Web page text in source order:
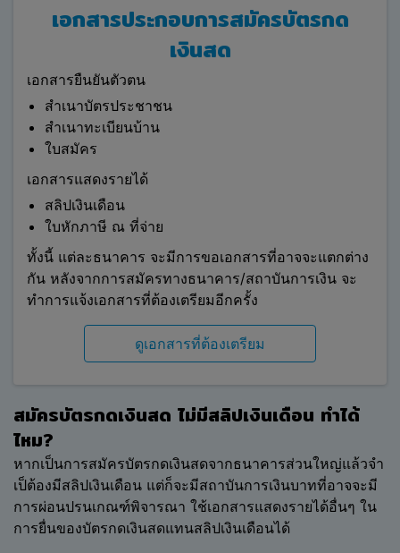
เลือก ในกรณีที่ไม่ผ่านอนุมัติจากธนาคารแรกที่ท่านเลือก
ทางบริษัทจะสอบถามท่านเพื่อนำไปดำเนินการรีไฟแนนซ์
กรณีที่คุณระบุข้อมูลบางประการเข้ามา แล้วระบบไม่
สามารถคำนวณยอดเงินที่ประหยัดได้จากการรีไฟแนนซ์
ระบบจะแสดงยอดเงินที่ประหยัดได้โดยคำนวณจากค่า
เฉลี่ยของดอกเบี้ยของธนาคารและสถาบันการเงิน ณ
ปัจจุบัน ซึ่งเป็นการคำนวณโดยประมาณเท่านั้น ทางบริษัท
ขอปฏิเสธความรับผิดชอบในกรณีที่มีการพบว่าสิ่งที่
คำนวณมีข้อผิดพลาด
ข้อ 3 Refinn และผู้ให้บริการเชื่อมต่อกันโดย
วิธีใด
เว็บไซต์ของบริษัทและบริการที่บริษัทให้บริการทางเว็บไซต์
มีรายได้ส่วนใหญ่จากค่าธรรมเนียมที่ได้รับจากผู้ให้บริการ
เมื่อผู้เข้าชมถูกนำไปสู่เว็บไซต์ของผู้ให้บริการ
ผลิตภัณฑ์หรือบริการของผู้ให้บริการที่แสดงอยู่ในเว็บไซต์
ของบริษัท และบริษัทไม่ได้เป็นเจ้าของ ควบคุมหรือดำเนิน
งานเว็บไซต์ของผู้ให้บริการ บริษัทจัดให้มีลิงค์เชื่อมไปยัง
เว็บไซต์ของผู้ให้บริการเพื่อการอ้างอิงและเพื่อความ
สะดวกของท่านเท่านั้น และบริษัทไม่รับผิดชอบหรือรับผิด
ใดๆ
เอกสารประกอบการสมัครบัตรกด
เงินสด
เอกสารยืนยันตัวตน
สำเนาบัตรประชาชน
สำเนาทะเบียนบ้าน
ใบสมัคร
เอกสารแสดงรายได้
สลิปเงินเดือน
ใบหักภาษี ณ ที่จ่าย
ทั้งนี้ แต่ละธนาคาร จะมีการขอเอกสารที่อาจจะแตกต่าง
กัน หลังจากการสมัครทางธนาคาร/สถาบันการเงิน จะ
ทำการแจ้งเอกสารที่ต้องเตรียมอีกครั้ง
ดูเอกสารที่ต้องเตรียม
สมัครบัตรกดเงินสด ไม่มีสลิปเงินเดือน ทำได้
ไหม?
หากเป็นการสมัครบัตรกดเงินสดจากธนาคารส่วนใหญ่แล้วจำ
เป็ต้องมีสลิปเงินเดือน แต่ก็จะมีสถาบันการเงินบาทที่อาจจะมี
การผ่อนปรนเกณฑ์พิจารณา ใช้เอกสารแสดงรายได้อื่นๆ ใน
การยื่นของบัตรกดเงินสดแทนสลิปเงินเดือนได้